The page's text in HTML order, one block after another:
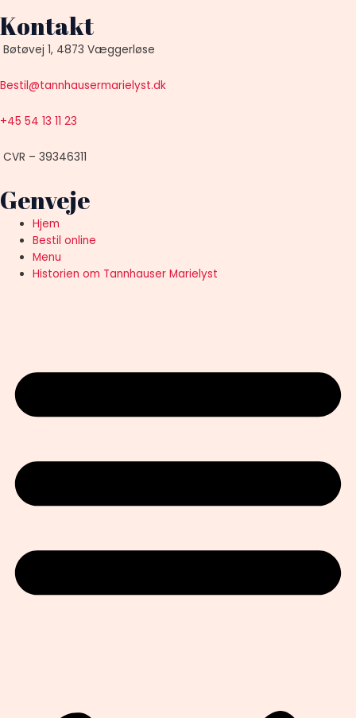
Kontakt
Bøtøvej 1, 4873 Væggerløse
Bestil@tannhausermarielyst.dk
+45 54 13 11 23
CVR – 39346311
Genveje
Hjem
Bestil online
Menu
Historien om Tannhauser Marielyst